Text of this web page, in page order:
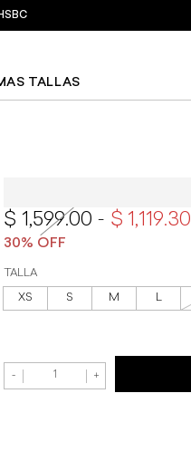
TALLAS
1,599.00 1,119.30
TALLA
XS S M L
+
-